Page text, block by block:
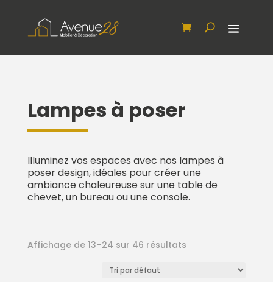
Lampes à poser
Illuminez vos espaces avec nos lampes à
poser design, idéales pour créer une
ambiance chaleureuse sur une table de
chevet, un bureau ou une console.
Affichage de 13–24 sur 46 résultats